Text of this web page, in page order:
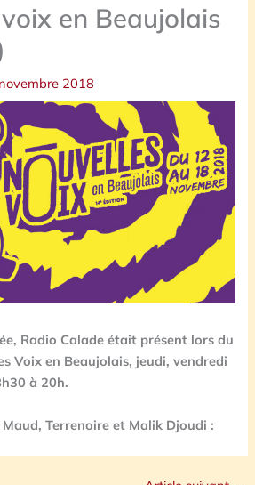
en Beaujolais
2018
Radio Calade était présent lors du
Voix en Beaujolais, jeudi, vendredi
à 20h.
Maud, Terrenoire et Malik Djoudi :